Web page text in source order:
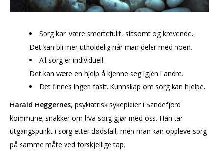
Sorg kan være smertefullt, slitsomt og krevende.
Det kan bli mer utholdelig når man deler med noen.
All sorg er individuell.
Det kan være en hjelp å kjenne seg igjen i andre.
Det finnes ingen fasit. Kunnskap om sorg kan hjelpe.
Harald Heggernes, psykiatrisk sykepleier i Sandefjord
kommune; snakker om hva sorg gjør med oss. Han tar
utgangspunkt i sorg etter dødsfall, men man kan oppleve sorg
på samme måte ved forskjellige tap.